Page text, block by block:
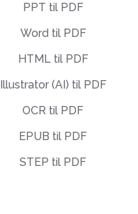
PPT til PDF
Word til PDF
HTML til PDF
Illustrator (AI) til PDF
OCR til PDF
EPUB til PDF
STEP til PDF